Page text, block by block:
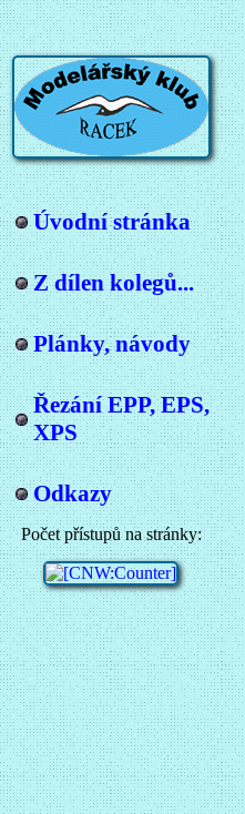
Úvodní stránka
Z dílen kolegů...
Plánky, návody
Řezání EPP, EPS,
XPS
Odkazy
Počet přístupů na stránky: